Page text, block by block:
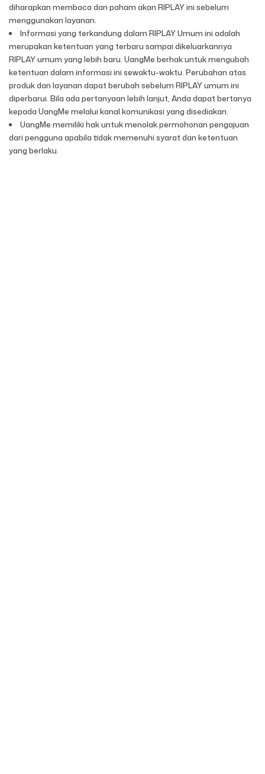
diharapkan membaca dan paham akan RIPLAY ini sebelum
menggunakan layanan.
Informasi yang terkandung dalam RIPLAY Umum ini adalah
merupakan ketentuan yang terbaru sampai dikeluarkannya
RIPLAY umum yang lebih baru. UangMe berhak untuk mengubah
ketentuan dalam informasi ini sewaktu-waktu. Perubahan atas
produk dan layanan dapat berubah sebelum RIPLAY umum ini
diperbarui. Bila ada pertanyaan lebih lanjut, Anda dapat bertanya
kepada UangMe melalui kanal komunikasi yang disediakan.
UangMe memiliki hak untuk menolak permohonan pengajuan
dari pengguna apabila tidak memenuhi syarat dan ketentuan
yang berlaku.